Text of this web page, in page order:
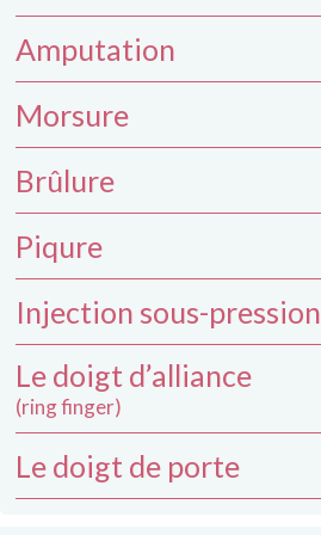
Rugby finger = jersey finger
Rupture des poulies
Amputation
Morsure
Brûlure
Piqure
Injection sous-pression
Le doigt d’alliance
(ring finger)
Le doigt de porte